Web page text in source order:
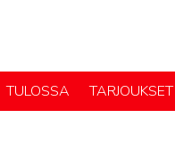
TULOSSA TARJOUKSET